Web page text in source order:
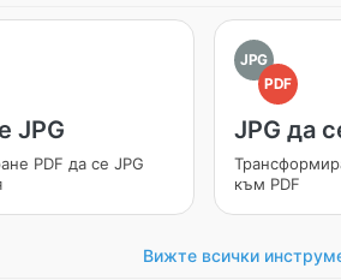
JPG
PDF да се JPG
JPG
PDF
JPG да
към PDF
Вижте всички